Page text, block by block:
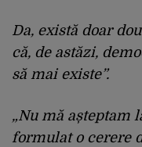
Da, există doar
că, de astăzi,
să mai existe”.
„Nu mă așteptam
formulat o cerere